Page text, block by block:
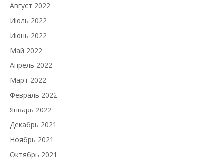
Август 2022
Июль 2022
Июнь 2022
Май 2022
Апрель 2022
Март 2022
Февраль 2022
Январь 2022
Декабрь 2021
Ноябрь 2021
Октябрь 2021